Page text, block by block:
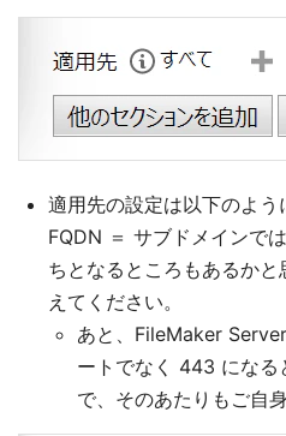
適用先の設定は以下のよう
FQDN ＝ サブドメインで
ちとなるところもあるか
えてください。
あと、FileMaker
ートでなく 443 になる
で、そのあたりもご自